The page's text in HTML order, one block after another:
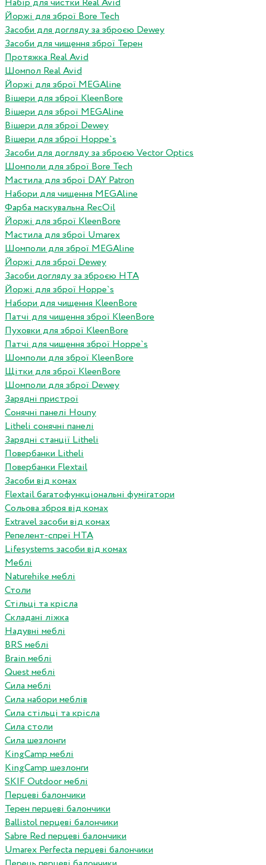
Набір для чистки Real Avid
Йоржі для зброї Bore Tech
Засоби для догляду за зброєю Dewey
Засоби для чищення зброї Терен
Протяжка Real Avid
Шомпол Real Avid
Йоржі для зброї MEGAline
Вішери для зброї KleenBore
Вішери для зброї MEGAline
Вішери для зброї Dewey
Вішери для зброї Hoppe`s
Засоби для догляду за зброєю Vector Optics
Шомполи для зброї Bore Tech
Мастила для зброї DAY Patron
Набори для чищення MEGAline
Фарба маскувальна RecOil
Йоржі для зброї KleenBore
Мастила для зброї Umarex
Шомполи для зброї MEGAline
Йоржі для зброї Dewey
Засоби догляду за зброєю HTA
Йоржі для зброї Hoppe`s
Набори для чищення KleenBore
Патчі для чищення зброї KleenBore
Пуховки для зброї KleenBore
Патчі для чищення зброї Hoppe`s
Шомполи для зброї KleenBore
Щітки для зброї KleenBore
Шомполи для зброї Dewey
Зарядні пристрої
Сонячні панелі Houny
Litheli сонячні панелі
Зарядні станції Litheli
Повербанки Litheli
Повербанки Flextail
Засоби від комах
Flextail багатофункціональні фумігатори
Сольова зброя від комах
Extravel засоби від комах
Репелент-спреї HTA
Lifesystems засоби від комах
Меблі
Naturehike меблі
Столи
Стільці та крісла
Складані ліжка
Надувні меблі
BRS меблі
Brain меблі
Quest меблі
Сила меблі
Сила набори меблів
Сила стільці та крісла
Сила столи
Сила шезлонги
KingCamp меблі
KingCamp шезлонги
SKIF Outdoor меблі
Перцеві балончики
Терен перцеві балончики
Ballistol перцеві балончики
Sabre Red перцеві балончики
Umarex Perfecta перцеві балончики